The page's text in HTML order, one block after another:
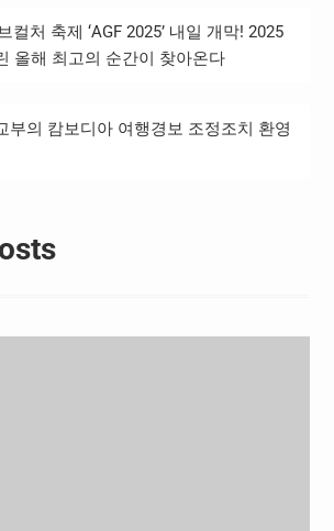
컬처 축제 ‘AGF 2025’ 내일 개막! 2025
올해 최고의 순간이 찾아온다
부의 캄보디아 여행경보 조정조치 환영